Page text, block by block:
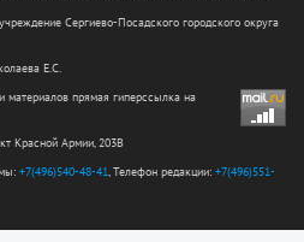
Сергиево-Посадского городского округа
Е.С.
материалов прямая гиперссылка на
Красной Армии, 203В
+7(496)540-48-41, Телефон редакции: +7(496)551-